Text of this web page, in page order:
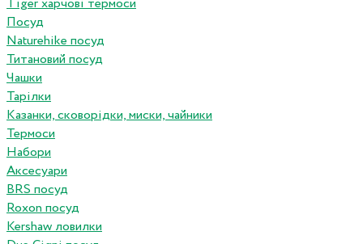
Tiger харчові термоси
Посуд
Naturehike посуд
Титановий посуд
Чашки
Тарілки
Казанки, сковорідки, миски, чайники
Термоси
Набори
Аксесуари
BRS посуд
Roxon посуд
Kershaw ловилки